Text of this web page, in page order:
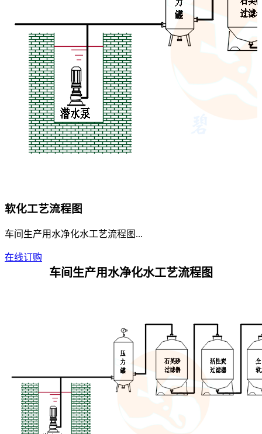
软化工艺流程图
车间生产用水净化水工艺流程图...
在线订购
车间生产用水净化水工艺流程图